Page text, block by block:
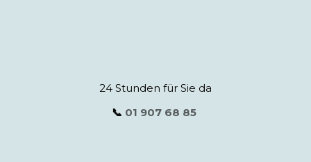
24 Stunden für Sie da
📞 01 907 68 85